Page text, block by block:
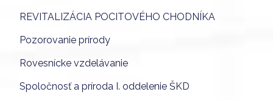
REVITALIZÁCIA POCITOVÉHO CHODNÍKA
Pozorovanie prírody
Rovesnícke vzdelávanie
Spoločnosť a príroda I. oddelenie ŠKD